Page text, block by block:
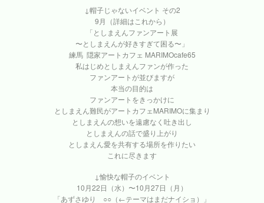
↓帽子じゃないイベント その2
9月（詳細はこれから）
「としまえんファンアート展
〜としまえんが好きすぎて困る〜」
練馬 隠家アートカフェ MARIMOcafe65
私はじめとしまえんファンが作った
ファンアートが並びますが
本当の目的は
ファンアートをきっかけに
としまえん難民がアートカフェMARIMOに集まり
としまえんの想いを遠慮なく吐き出し
としまえんの話で盛り上がり
としまえん愛を共有する場所を作りたい
これに尽きます
↓愉快な帽子のイベント
10月22日（水）〜10月27日（月）
「あずさゆり ○○（←テーマはまだナイショ）」